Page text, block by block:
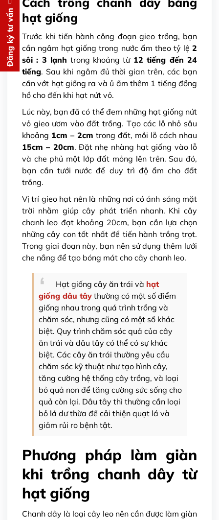
hạt giống
Trước khi tiến hành công đoạn gieo trồng, bạn
cần ngâm hạt giống trong nước ấm theo tỷ lệ 2
sôi : 3 lạnh trong khoảng từ 12 tiếng đến 24
tiếng. Sau khi ngâm đủ thời gian trên, các bạn
cần vớt hạt giống ra và ủ ấm thêm 1 tiếng đồng
hồ cho đến khi hạt nứt vỏ.
Lúc này, bạn đã có thể đem những hạt giống nứt
vỏ gieo ươm vào đất trồng. Tạo các lỗ nhỏ sâu
khoảng 1cm – 2cm trong đất, mỗi lỗ cách nhau
15cm – 20cm. Đặt nhẹ nhàng hạt giống vào lỗ
và che phủ một lớp đất mỏng lên trên. Sau đó,
bạn cần tưới nước để duy trì độ ẩm cho đất
trồng.
Vị trí gieo hạt nên là những nơi có ánh sáng mặt
trời nhằm giúp cây phát triển nhanh. Khi cây
chanh leo đạt khoảng 20cm, bạn cần lựa chọn
những cây con tốt nhất để tiến hành trồng trọt.
Trong giai đoạn này, bạn nên sử dụng thêm lưới
che nắng để tạo bóng mát cho cây chanh leo.
Hạt giống cây ăn trái và hạt
giống dâu tây thường có một số điểm
giống nhau trong quá trình trồng và
chăm sóc, nhưng cũng có một số khác
biệt. Quy trình chăm sóc quả của cây
ăn trái và dâu tây có thể có sự khác
biệt. Các cây ăn trái thường yêu cầu
chăm sóc kỹ thuật như tạo hình cây,
tăng cường hệ thống cây trồng, và loại
bỏ quả non để tăng cường sức sống cho
quả còn lại. Dâu tây thì thường cần loại
bỏ lá dư thừa để cải thiện quạt lá và
giảm rủi ro bệnh tật.
Phương pháp làm giàn
khi trồng chanh dây từ
hạt giống
Chanh dây là loại cây leo nên cần được làm giàn
Đăng ký tư vấn Đăng ký tư vấn
Chúng tôi sẽ gọi lại tư vấnMIỄN
PHÍ
cho bạn ngay lập tức
Gửi thông tin